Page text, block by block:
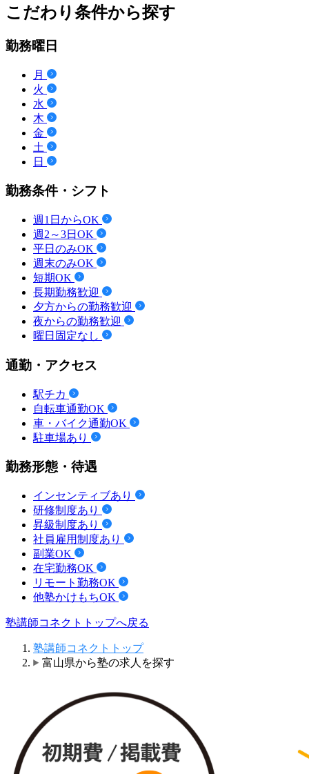
こだわり条件から探す
勤務曜日
月
火
水
木
金
土
日
勤務条件・シフト
週1日からOK
週2～3日OK
平日のみOK
週末のみOK
短期OK
長期勤務歓迎
夕方からの勤務歓迎
夜からの勤務歓迎
曜日固定なし
通勤・アクセス
駅チカ
自転車通勤OK
車・バイク通勤OK
駐車場あり
勤務形態・待遇
インセンティブあり
研修制度あり
昇級制度あり
社員雇用制度あり
副業OK
在宅勤務OK
リモート勤務OK
他塾かけもちOK
塾講師コネクトトップへ戻る
塾講師コネクトトップ
富山県から塾の求人を探す